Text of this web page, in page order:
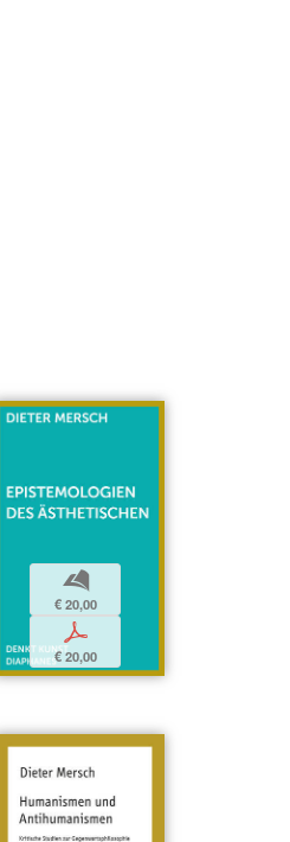
b
€ 20,00
p
€ 20,00